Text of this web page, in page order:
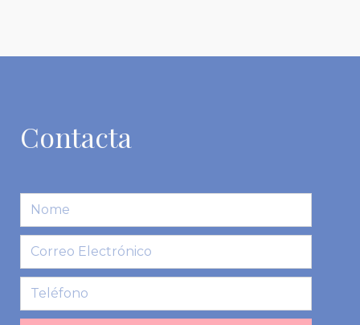
Contacta